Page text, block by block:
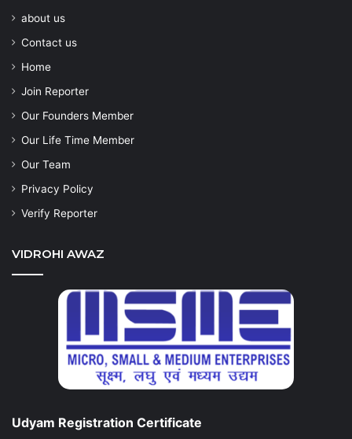
about us
Contact us
Home
Join Reporter
Our Founders Member
Our Life Time Member
Our Team
Privacy Policy
Verify Reporter
VIDROHI AWAZ
Udyam Registration Certificate